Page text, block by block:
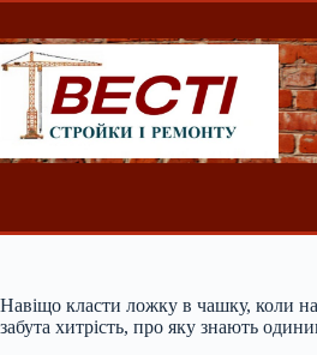
Перейти
вмісту
Навіщо класти ложку в чашку, коли
забута хитрість, про яку знають